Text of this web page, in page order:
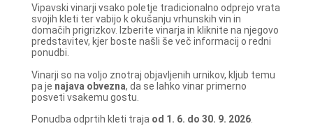
Vipavski vinarji vsako poletje tradicionalno odprejo vrata
svojih kleti ter vabijo k okušanju vrhunskih vin in
domačih prigrizkov. Izberite vinarja in kliknite na njegovo
predstavitev, kjer boste našli še več informacij o redni
ponudbi.
Vinarji so na voljo znotraj objavljenih urnikov, kljub temu
pa je najava obvezna, da se lahko vinar primerno
posveti vsakemu gostu.
Ponudba odprtih kleti traja od 1. 6. do 30. 9. 2026.